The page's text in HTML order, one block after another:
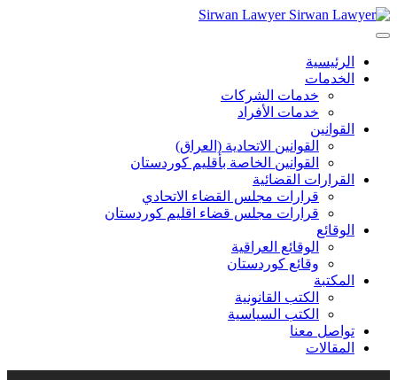
Sirwan Lawyer
الرئيسية
الخدمات
خدمات الشركات
خدمات الأفراد
القوانين
القوانين الاتحادية (العراق)
القوانين الخاصة بأقليم كوردستان
القرارات القضائية
قرارات مجلس القضاء الاتحادي
قرارات مجلس قضاء اقليم كوردستان
الوقائع
الوقائع العراقية
وقائع كوردستان
المكتبة
الكتب القانونية
الكتب السياسية
تواصل معنا
المقالات